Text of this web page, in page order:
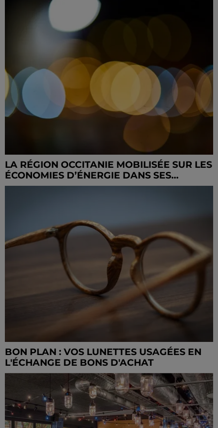
LA RÉGION OCCITANIE MOBILISÉE SUR LES
ÉCONOMIES D’ÉNERGIE DANS SES...
BON PLAN : VOS LUNETTES USAGÉES EN
L'ÉCHANGE DE BONS D'ACHAT